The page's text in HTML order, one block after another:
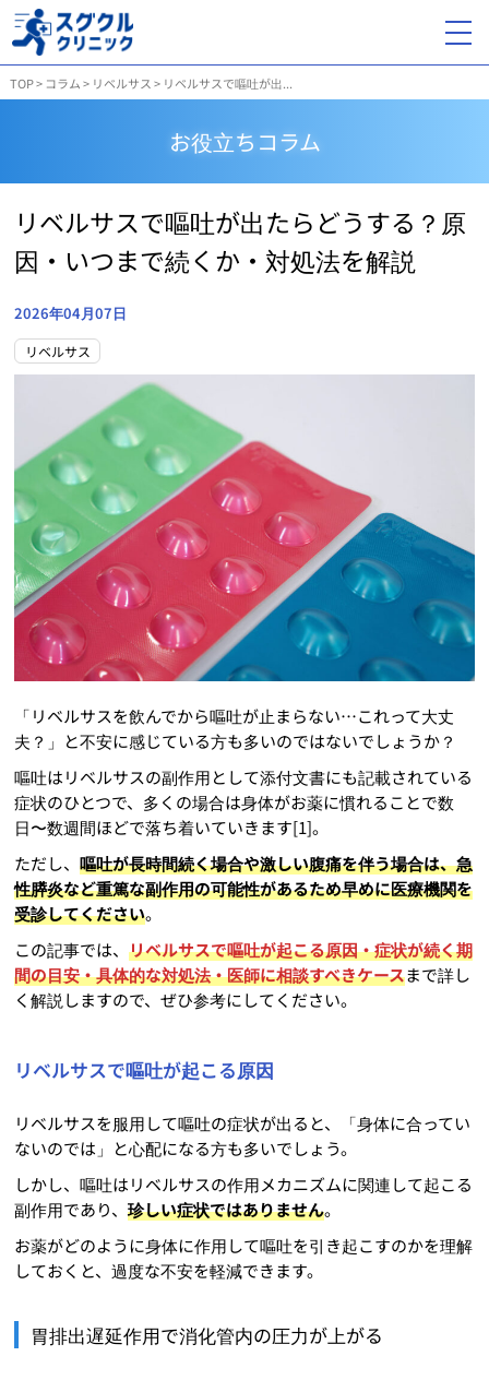
TOP> コラム> リベルサス > リベルサスで嘔吐が出...
お役立ちコラム
リベルサスで嘔吐が出たらどうする？原
因・いつまで続くか・対処法を解説
2026年04月07日
リベルサス
「リベルサスを飲んでから嘔吐が止まらない…これって大丈
夫？」と不安に感じている方も多いのではないでしょうか？
嘔吐はリベルサスの副作用として添付文書にも記載されている
症状のひとつで、多くの場合は身体がお薬に慣れることで数
日〜数週間ほどで落ち着いていきます[1]。
ただし、嘔吐が長時間続く場合や激しい腹痛を伴う場合は、急
性膵炎など重篤な副作用の可能性があるため早めに医療機関を
受診してください。
この記事では、リベルサスで嘔吐が起こる原因・症状が続く期
間の目安・具体的な対処法・医師に相談すべきケースまで詳し
く解説しますので、ぜひ参考にしてください。
リベルサスで嘔吐が起こる原因
リベルサスを服用して嘔吐の症状が出ると、「身体に合ってい
ないのでは」と心配になる方も多いでしょう。
しかし、嘔吐はリベルサスの作用メカニズムに関連して起こる
副作用であり、珍しい症状ではありません。
お薬がどのように身体に作用して嘔吐を引き起こすのかを理解
しておくと、過度な不安を軽減できます。
胃排出遅延作用で消化管内の圧力が上がる